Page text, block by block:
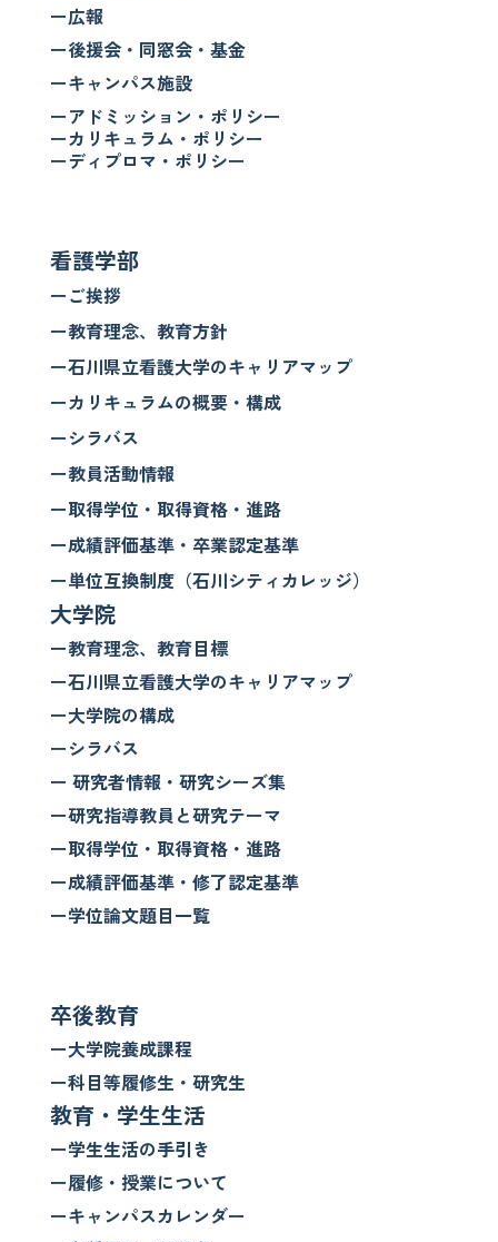
ー広報
ー後援会・同窓会・基金
ーキャンパス施設
ーアドミッション・ポリシー
ーカリキュラム・ポリシー
ーディプロマ・ポリシー
看護学部
ーご挨拶
ー教育理念、教育方針
ー石川県立看護大学のキャリアマップ
ーカリキュラムの概要・構成
ーシラバス
ー教員活動情報
ー取得学位・取得資格・進路
ー成績評価基準・卒業認定基準
ー単位互換制度（石川シティカレッジ）
大学院
ー教育理念、教育目標
ー石川県立看護大学のキャリアマップ
ー大学院の構成
ーシラバス
ー 研究者情報・研究シーズ集
ー研究指導教員と研究テーマ
ー取得学位・取得資格・進路
ー成績評価基準・修了認定基準
ー学位論文題目一覧
卒後教育
ー大学院養成課程
ー科目等履修生・研究生
教育・学生生活
ー学生生活の手引き
ー履修・授業について
ーキャンパスカレンダー